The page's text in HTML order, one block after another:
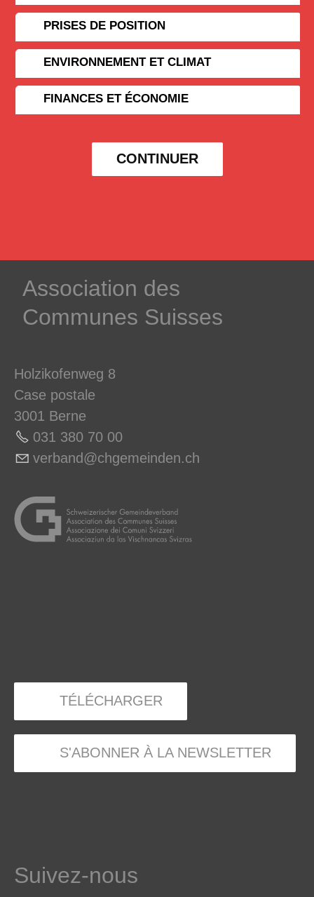
PRISES DE POSITION
ENVIRONNEMENT ET CLIMAT
FINANCES ET ÉCONOMIE
CONTINUER
­Association des­
Communes ­Suisses
Holzikofenweg 8
Case postale
3001 Berne
031 380 70 00
v rb nd chg m nd n ch
TÉLÉCHARGER
S'ABONNER À LA NEWSLETTER
Suivez-nous